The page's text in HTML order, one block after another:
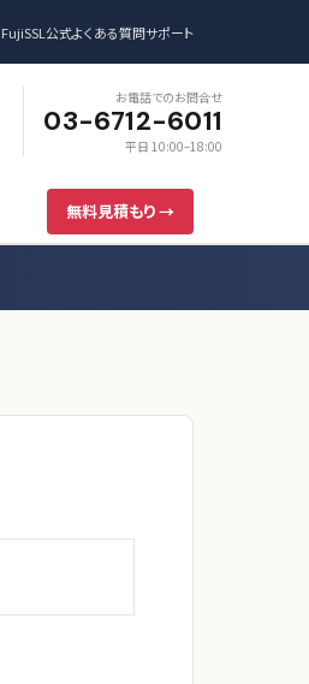
FujiSSL公式よくある質問サポート
お電話でのお問合せ
03-6712-6011
平日 10:00–18:00
無料見積もり →